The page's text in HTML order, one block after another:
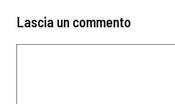
Lascia un commento